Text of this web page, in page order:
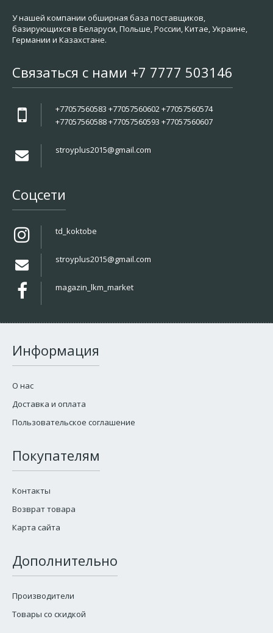
У нашей компании обширная база поставщиков,
базирующихся в Беларуси, Польше, России, Китае, Украине,
Германии и Казахстане.
Связаться с нами +7 7777 503146
+77057560583 +77057560602 +77057560574
+77057560588 +77057560593 +77057560607
stroyplus2015@gmail.com
Соцсети
td_koktobe
stroyplus2015@gmail.com
magazin_lkm_market
Информация
О нас
Доставка и оплата
Пользовательское соглашение
Покупателям
Контакты
Возврат товара
Карта сайта
Дополнительно
Производители
Товары со скидкой